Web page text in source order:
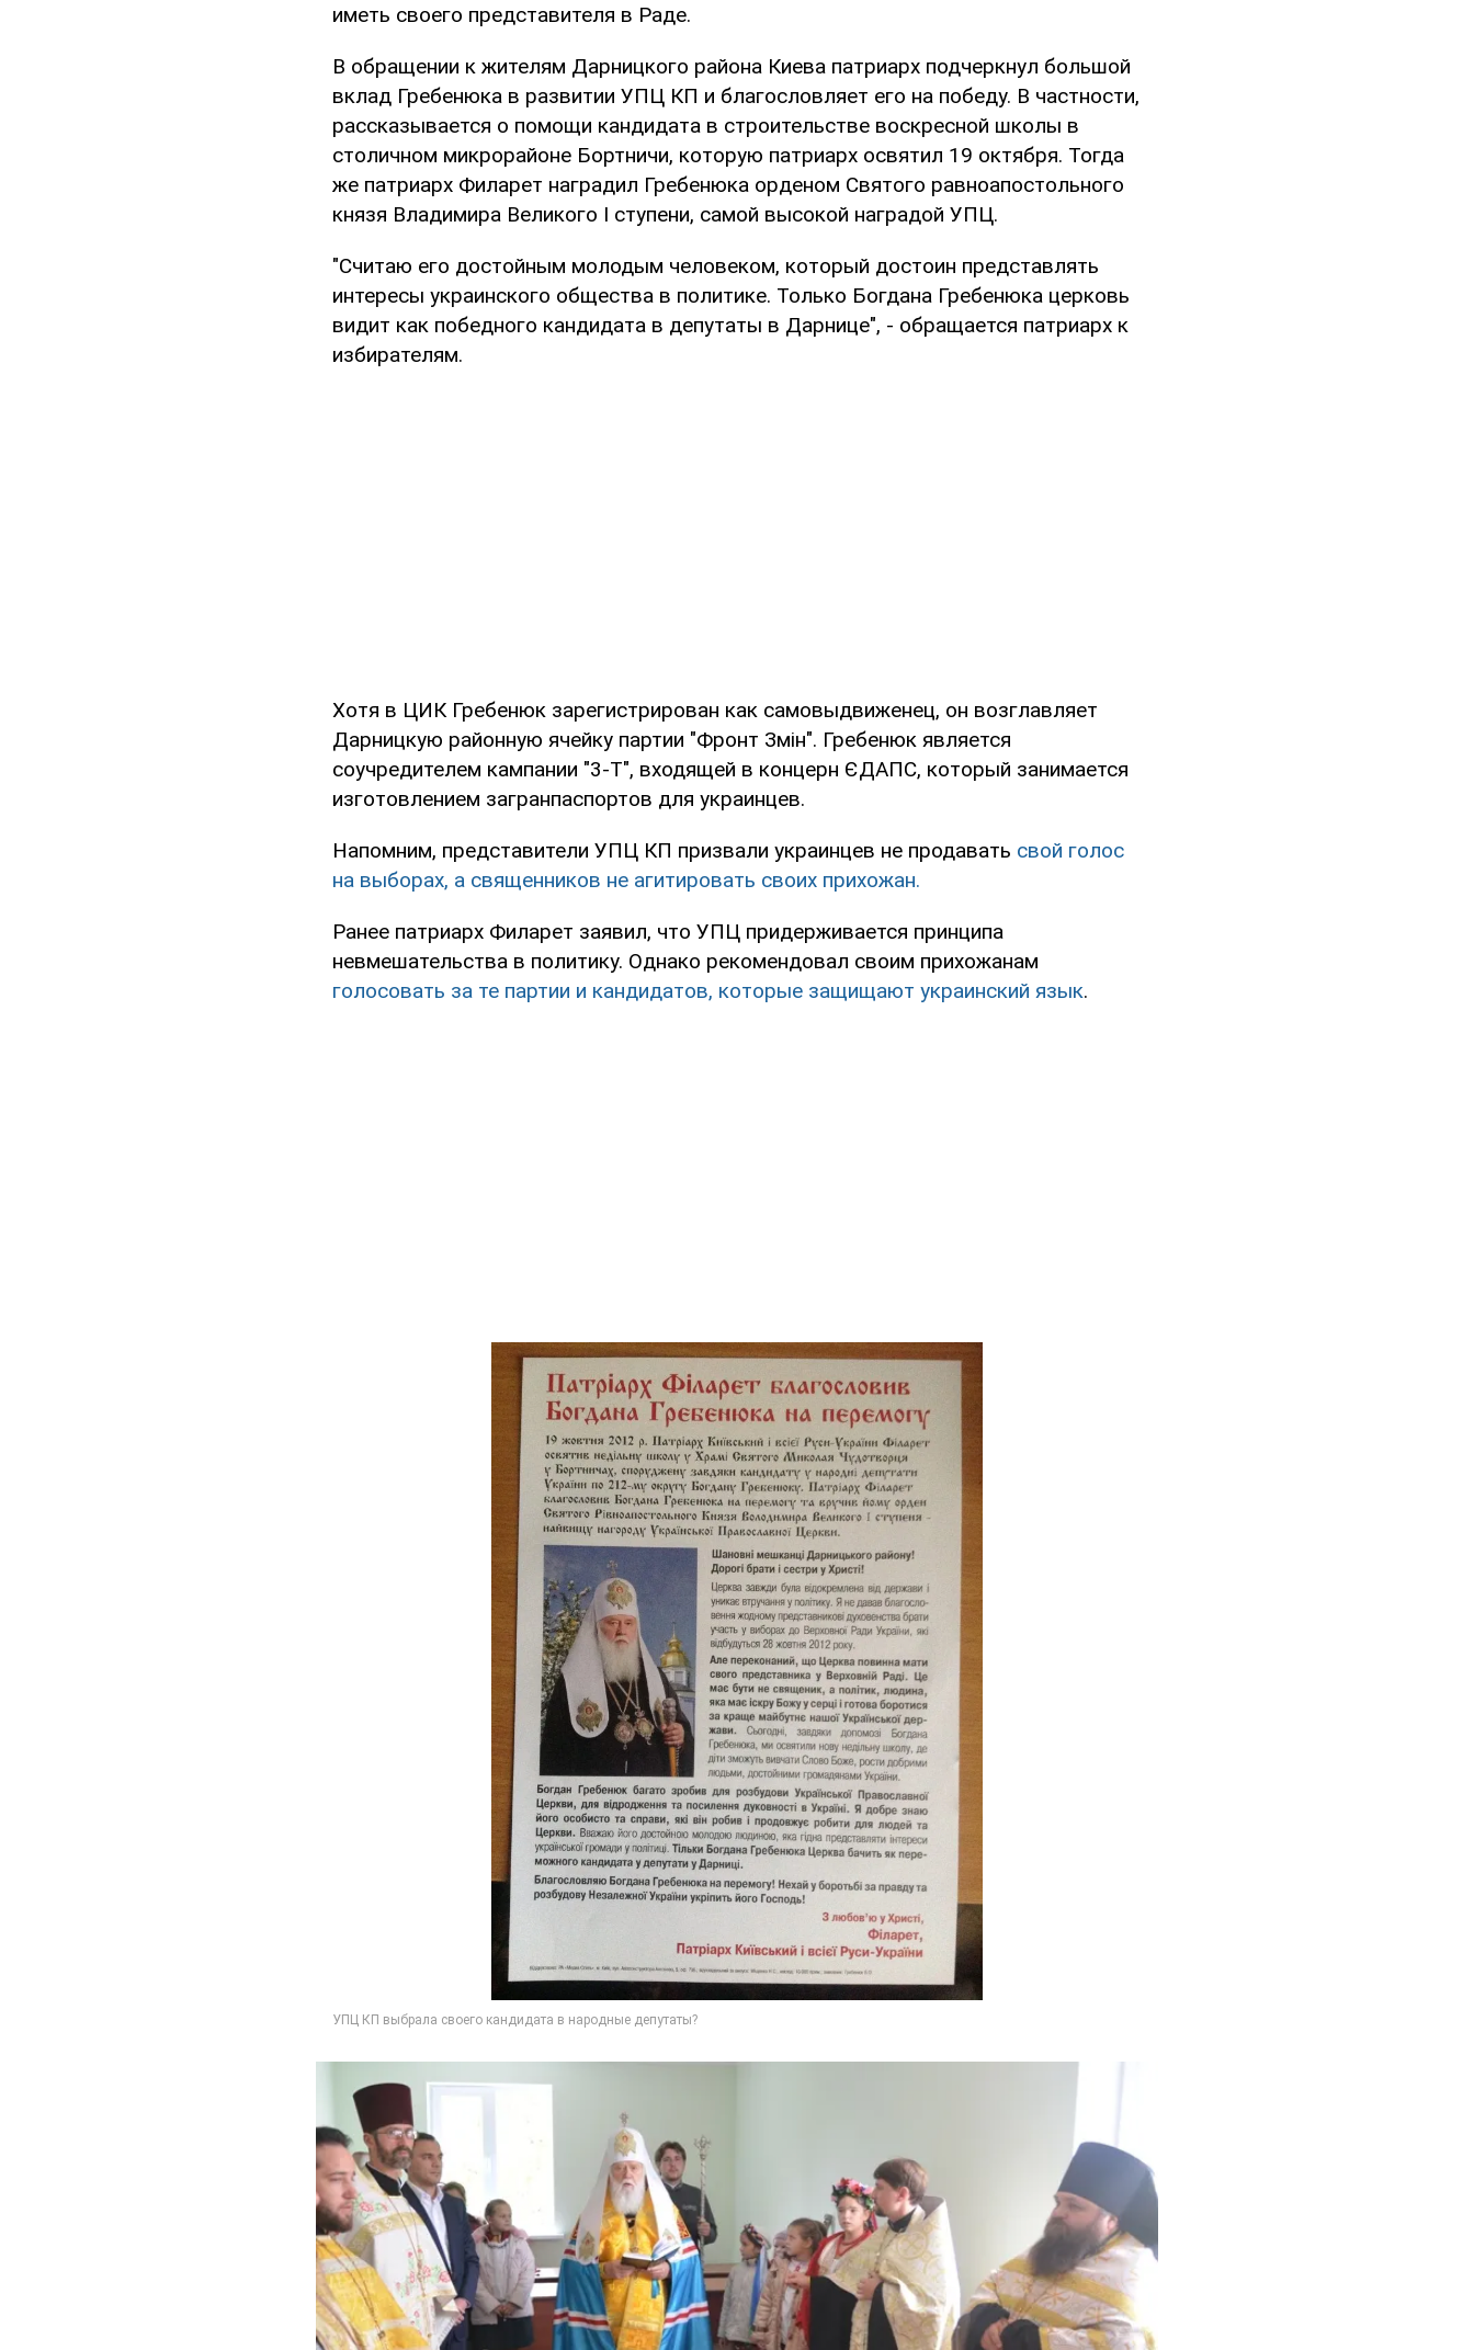
иметь своего представителя в Раде.
В обращении к жителям Дарницкого района Киева патриарх подчеркнул большой
вклад Гребенюка в развитии УПЦ КП и благословляет его на победу. В частности,
рассказывается о помощи кандидата в строительстве воскресной школы в
столичном микрорайоне Бортничи, которую патриарх освятил 19 октября. Тогда
же патриарх Филарет наградил Гребенюка орденом Святого равноапостольного
князя Владимира Великого І ступени, самой высокой наградой УПЦ.
"Считаю его достойным молодым человеком, который достоин представлять
интересы украинского общества в политике. Только Богдана Гребенюка церковь
видит как победного кандидата в депутаты в Дарнице", - обращается патриарх к
избирателям.
Хотя в ЦИК Гребенюк зарегистрирован как самовыдвиженец, он возглавляет
Дарницкую районную ячейку партии "Фронт Змін". Гребенюк является
соучредителем кампании "3-Т", входящей в концерн ЄДАПС, который занимается
изготовлением загранпаспортов для украинцев.
Напомним, представители УПЦ КП призвали украинцев не продавать свой голос
на выборах, а священников не агитировать своих прихожан.
Ранее патриарх Филарет заявил, что УПЦ придерживается принципа
невмешательства в политику. Однако рекомендовал своим прихожанам
голосовать за те партии и кандидатов, которые защищают украинский язык.